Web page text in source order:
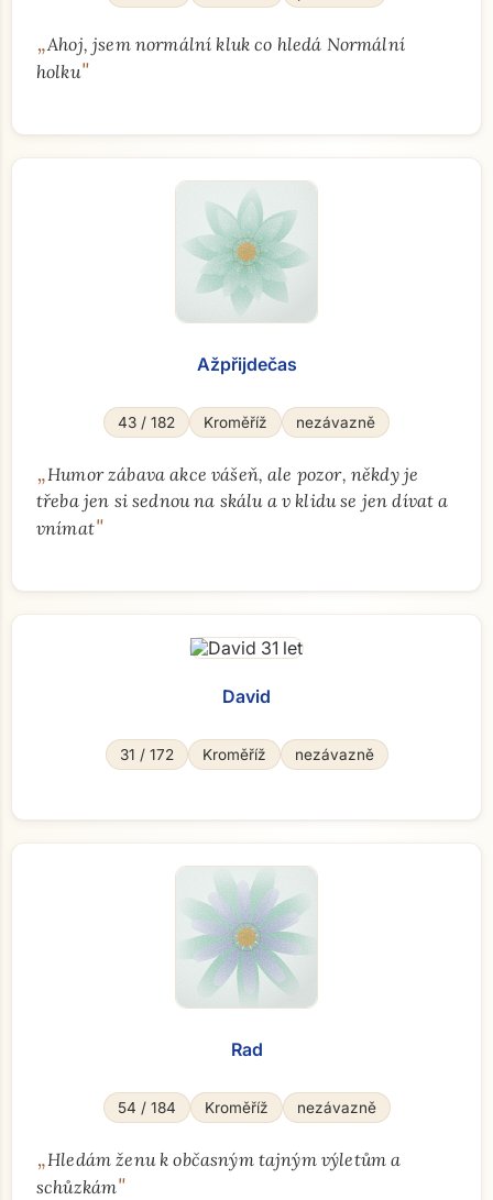
„Ahoj, jsem normální kluk co hledá Normální
holku"
Ažpřijdečas
43 / 182 Kroměříž nezávazně
„Humor zábava akce vášeň, ale pozor, někdy je
třeba jen si sednou na skálu a v klidu se jen dívat a
vnímat"
David
31 / 172 Kroměříž nezávazně
Rad
54 / 184 Kroměříž nezávazně
„Hledám ženu k občasným tajným výletům a
schůzkám"